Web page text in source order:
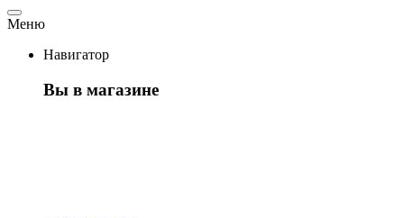
Меню
Навигатор
Вы в магазине